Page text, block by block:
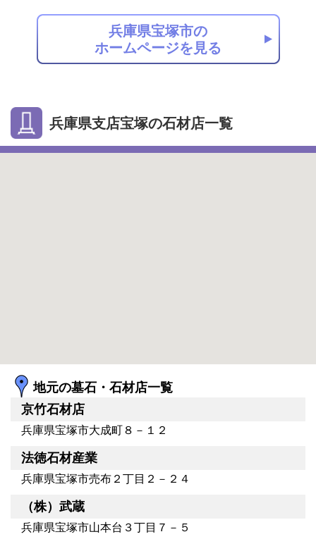
兵庫県宝塚市の
ホームページを見る
兵庫県支店宝塚の石材店一覧
地元の墓石・石材店一覧
京竹石材店
兵庫県宝塚市大成町８－１２
法徳石材産業
兵庫県宝塚市売布２丁目２－２４
（株）武蔵
兵庫県宝塚市山本台３丁目７－５